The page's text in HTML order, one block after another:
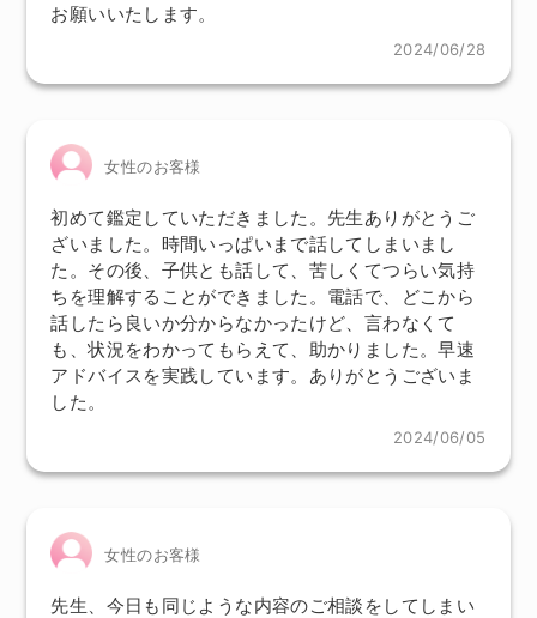
お願いいたします。
2024/06/28
女性のお客様
初めて鑑定していただきました。先生ありがとうご
ざいました。時間いっぱいまで話してしまいまし
た。その後、子供とも話して、苦しくてつらい気持
ちを理解することができました。電話で、どこから
話したら良いか分からなかったけど、言わなくて
も、状況をわかってもらえて、助かりました。早速
アドバイスを実践しています。ありがとうございま
した。
2024/06/05
女性のお客様
先生、今日も同じような内容のご相談をしてしまい